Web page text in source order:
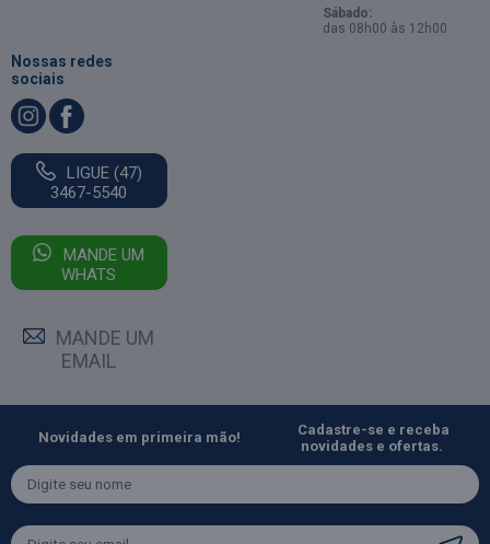
Sábado:
das 08h00 às 12h00
Nossas redes
sociais
LIGUE (47)
3467-5540
MANDE UM
WHATS
MANDE UM
EMAIL
Novidades em primeira mão!
Cadastre-se e receba
novidades e ofertas.